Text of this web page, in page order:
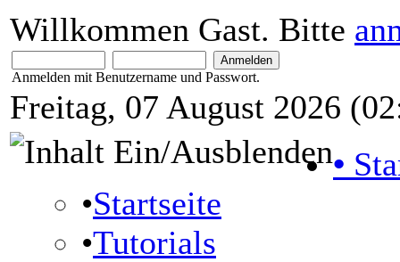
Willkommen Gast. Bitte
Anmelden mit Benutzername und Passwort.
Freitag, 07 August 2026
•
•Startseite
•Tutorials